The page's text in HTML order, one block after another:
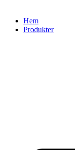
Hem
Produkter